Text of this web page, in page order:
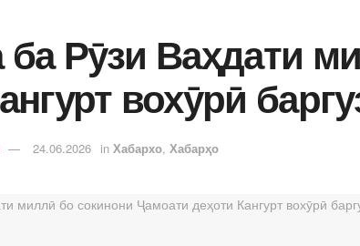
Рӯзи Ваҳдати
вохӯрӣ
24.06.2026 in Хабархо, Хабарҳо